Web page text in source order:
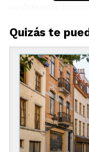
Además, puede
hacia otros
Bélgica que
Descubre las cosas
que ver en Bruselas.
Quizás te